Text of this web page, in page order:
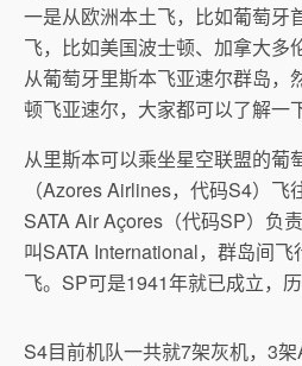
一是从欧洲本土飞，比如葡萄牙
飞，比如美国波士顿、加拿大多
从葡萄牙里斯本飞亚速尔群岛，
顿飞亚速尔，大家都可以了解一
从里斯本可以乘坐星空联盟的葡
（Azores Airlines，代码S4）
SATA Air Açores（代码SP）负
叫SATA International，群岛间
飞。SP可是1941年就已成立，历
S4目前机队一共就7架灰机，3